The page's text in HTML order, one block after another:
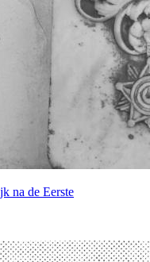
na de Eerste